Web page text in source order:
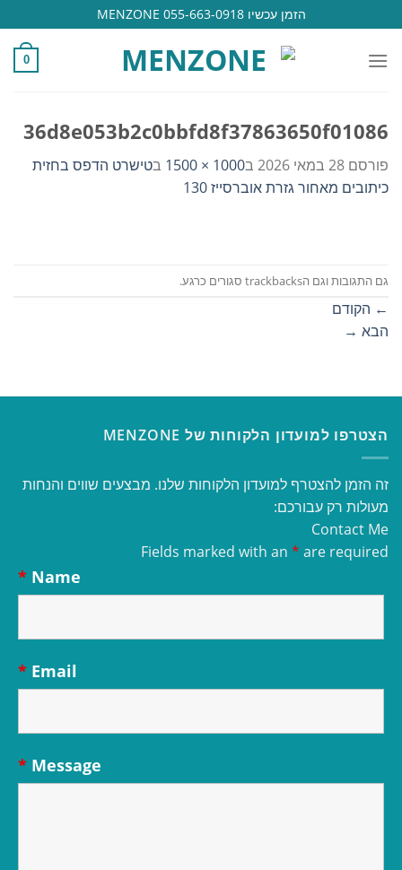
to
content
הזמן עכשיו 055-663-0918 MENZONE
0
36d8e053b2c0bbfd8f37863650f01086
פורסם 28 במאי 2026 ב1000 × 1500 בטישרט הדפס בחזית
כיתובים מאחור גזרת אוברסייז 130
גם התגובות וגם הtrackbacks סגורים כרגע.
← הקודם
הבא →
הצטרפו למועדון הלקוחות של MENZONE
זה הזמן להצטרף למועדון הלקוחות שלנו. מבצעים שווים והנחות
מעולות רק עבורכם:
Contact Me
Fields marked with an * are required
Name
*
Email
*
Message
*